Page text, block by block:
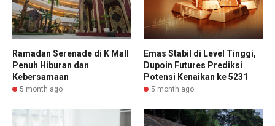
Ramadan Serenade di K Mall
Penuh Hiburan dan
Kebersamaan
5 month ago
Emas Stabil di Level Tinggi,
Dupoin Futures Prediksi
Potensi Kenaikan ke 5231
5 month ago